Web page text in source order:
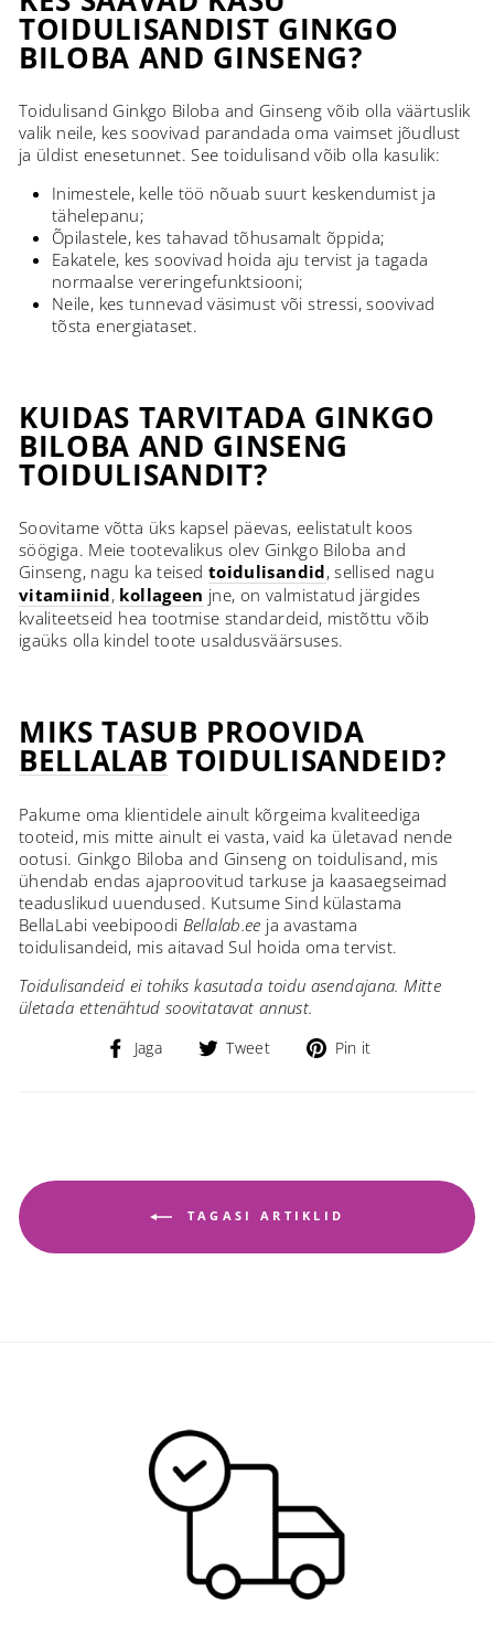
TOIDULISANDIST GINKGO
BILOBA AND GINSENG?
Toidulisand Ginkgo Biloba and Ginseng võib olla väärtuslik
valik neile, kes soovivad parandada oma vaimset jõudlust
ja üldist enesetunnet. See toidulisand võib olla kasulik:
Inimestele, kelle töö nõuab suurt keskendumist ja
tähelepanu;
Õpilastele, kes tahavad tõhusamalt õppida;
Eakatele, kes soovivad hoida aju tervist ja tagada
normaalse vereringefunktsiooni;
Neile, kes tunnevad väsimust või stressi, soovivad
tõsta energiataset.
KUIDAS TARVITADA GINKGO
BILOBA AND GINSENG
TOIDULISANDIT?
Soovitame võtta üks kapsel päevas, eelistatult koos
söögiga. Meie tootevalikus olev Ginkgo Biloba and
Ginseng, nagu ka teised toidulisandid, sellised nagu
vitamiinid, kollageen jne, on valmistatud järgides
kvaliteetseid hea tootmise standardeid, mistõttu võib
igaüks olla kindel toote usaldusväärsuses.
MIKS TASUB PROOVIDA
BELLALAB TOIDULISANDEID?
Pakume oma klientidele ainult kõrgeima kvaliteediga
tooteid, mis mitte ainult ei vasta, vaid ka ületavad nende
ootusi. Ginkgo Biloba and Ginseng on toidulisand, mis
ühendab endas ajaproovitud tarkuse ja kaasaegseimad
teaduslikud uuendused. Kutsume Sind külastama
BellaLabi veebipoodi Bellalab.ee ja avastama
toidulisandeid, mis aitavad Sul hoida oma tervist.
Toidulisandeid ei tohiks kasutada toidu asendajana. Mitte
ületada ettenähtud soovitatavat annust.
Jaga
Jaga
Tweet
Jaga
Pin it
TAGASI ARTIKLID